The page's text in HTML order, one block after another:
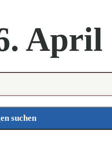
April
suchen